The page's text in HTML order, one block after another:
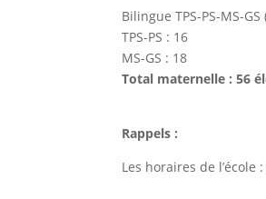
Bilingue TPS-PS-MS-
TPS-PS : 16
MS-GS : 18
Total maternelle : 56
Rappels :
Les horaires de l’école